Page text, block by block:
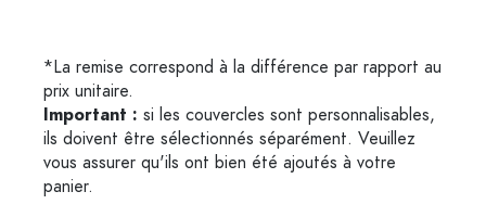
*La remise correspond à la différence par rapport au
prix unitaire.
Important : si les couvercles sont personnalisables,
ils doivent être sélectionnés séparément. Veuillez
vous assurer qu'ils ont bien été ajoutés à votre
panier.